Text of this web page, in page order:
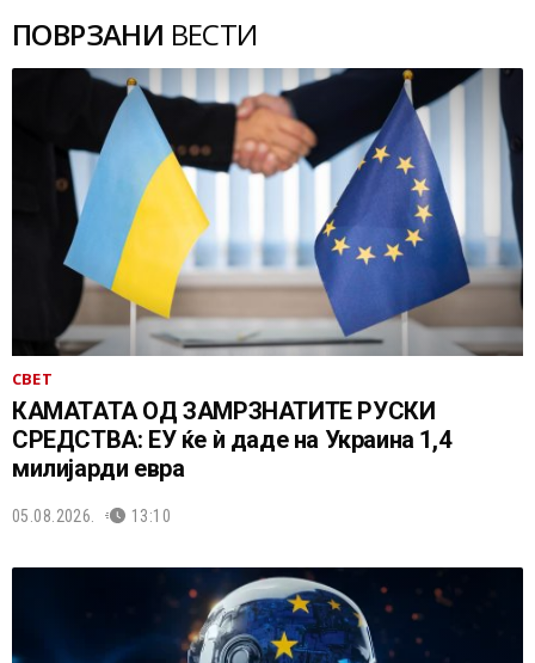
ПОВРЗАНИ ВЕСТИ
СВЕТ
КАМАТАТА ОД ЗАМРЗНАТИТЕ РУСКИ
СРЕДСТВА: ЕУ ќе ѝ даде на Украина 1,4
милијарди евра
05.08.2026. 13:10